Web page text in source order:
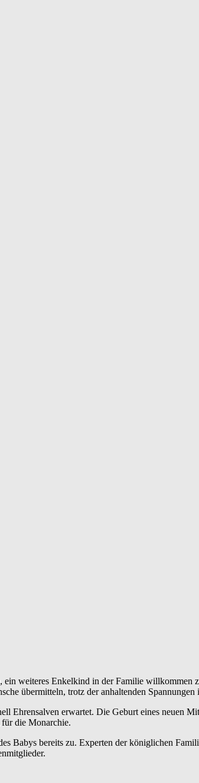
weiteres Enkelkind in der Familie willkommen
übermitteln, trotz der anhaltenden Spannungen
erwartet. Die Geburt eines neuen
für die Monarchie.
Babys bereits zu. Experten der königlichen